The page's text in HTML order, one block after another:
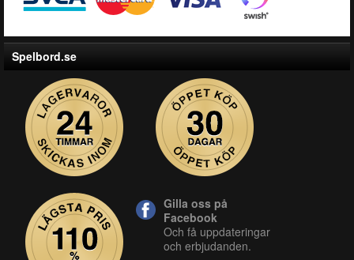
Spelbord.se
Gilla oss på
Facebook
Och få uppdateringar
och erbjudanden.